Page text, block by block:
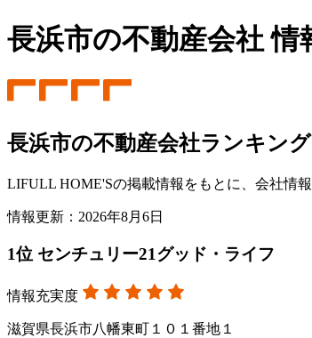
長浜市の不動産会社
長浜市の不動産会社ランキング
LIFULL HOME'Sの掲載情報をもとに、会社情
情報更新：2026年8月6日
1位 センチュリー21グッド・ライフ
情報充実度
滋賀県長浜市八幡東町１０１番地１